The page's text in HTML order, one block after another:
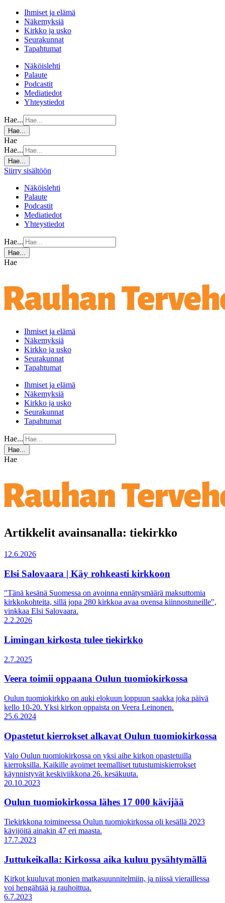
Ihmiset ja elämä
Näkemyksiä
Kirkko ja usko
Seurakunnat
Tapahtumat
Näköislehti
Palaute
Podcastit
Mediatiedot
Yhteystiedot
Hae...
Hae...
Hae
Hae...
Hae...
Siirry sisältöön
Näköislehti
Palaute
Podcastit
Mediatiedot
Yhteystiedot
Hae...
Hae...
Hae
Ihmiset ja elämä
Näkemyksiä
Kirkko ja usko
Seurakunnat
Tapahtumat
Ihmiset ja elämä
Näkemyksiä
Kirkko ja usko
Seurakunnat
Tapahtumat
Hae...
Hae...
Hae
Artikkelit avainsanalla: tiekirkko
12.6.2026
Elsi Salovaara | Käy rohkeasti kirkkoon
"Tänä kesänä Suomessa on avoinna ennätysmäärä maksuttomia
kirkkokohteita, sillä jopa 280 kirkkoa avaa ovensa kiinnostuneille",
vinkkaa Elsi Salovaara.
2.2.2026
Limingan kirkosta tulee tiekirkko
2.7.2025
Veera toimii oppaana Oulun tuomiokirkossa
Oulun tuomiokirkko on auki elokuun loppuun saakka joka päivä
kello 10-20. Yksi kirkon oppaista on Veera Leinonen.
25.6.2024
Opastetut kierrokset alkavat Oulun tuomiokirkossa
Valo Oulun tuomiokirkossa on yksi aihe kirkon opastetuilla
kierroksilla. Kaikille avoimet teemalliset tutustumiskierrokset
käynnistyvät keskiviikkona 26. kesäkuuta.
20.10.2023
Oulun tuomiokirkossa lähes 17 000 kävijää
Tiekirkkona toimineessa Oulun tuomiokirkossa oli kesällä 2023
kävijöitä ainakin 47 eri maasta.
17.7.2023
Juttukeikalla: Kirkossa aika kuluu pysähtymällä
Kirkot kuuluvat monien matkasuunnitelmiin, ja niissä vieraillessa
voi hengähtää ja rauhoittua.
6.7.2023